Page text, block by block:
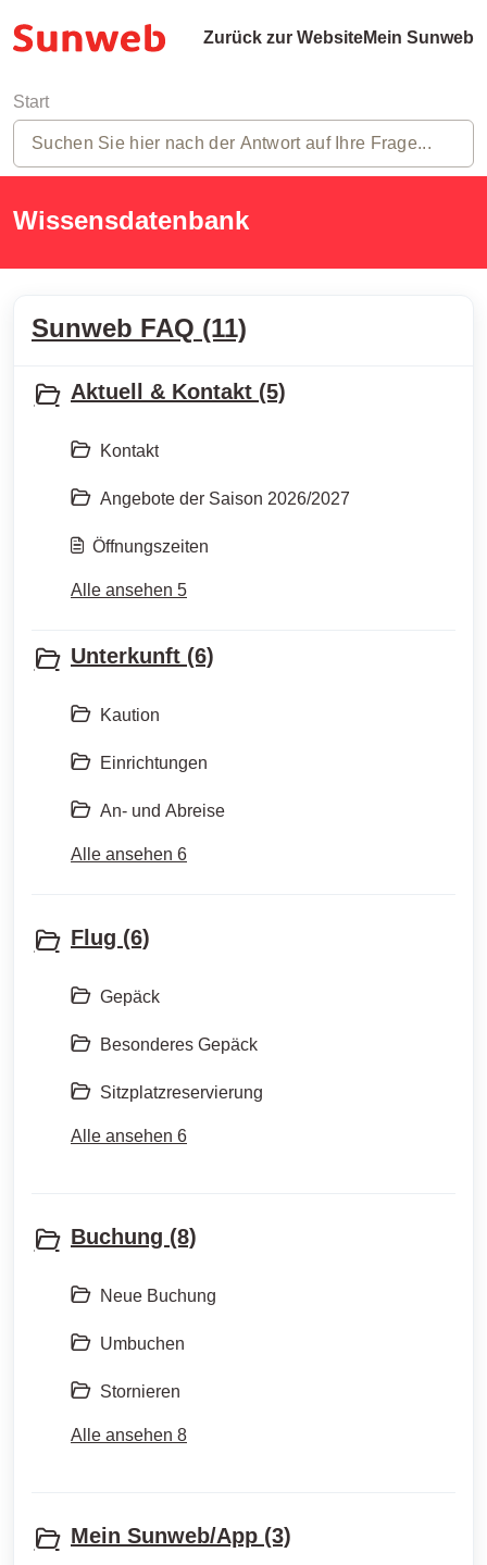
Zurück zur WebsiteMein Sunweb
Start
Wissensdatenbank
Sunweb FAQ (11)
Aktuell & Kontakt (5)
Kontakt
Angebote der Saison 2026/2027
Öffnungszeiten
Alle ansehen 5
Unterkunft (6)
Kaution
Einrichtungen
An- und Abreise
Alle ansehen 6
Flug (6)
Gepäck
Besonderes Gepäck
Sitzplatzreservierung
Alle ansehen 6
Buchung (8)
Neue Buchung
Umbuchen
Stornieren
Alle ansehen 8
Mein Sunweb/App (3)